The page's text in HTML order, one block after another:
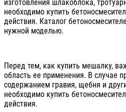
изготовления шлакоблока,
необходимо купить
действия. Каталог
нужной моделью.
Перед тем, как купить мешалку,
область ее применения. В случае
содержанием гравия, щебня и
необходимо купить
действия.